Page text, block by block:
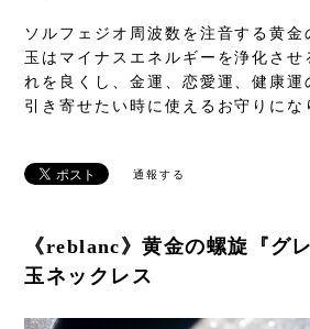
ソルフェジオ周波数を注音する黄
玉はマイナスエネルギーを浄化させ
れを良くし、金運、恋愛運、健康運
引き寄せたい時に使えるお守りにな
通報する
《reblanc》黄金の螺旋『グ
玉ネックレス